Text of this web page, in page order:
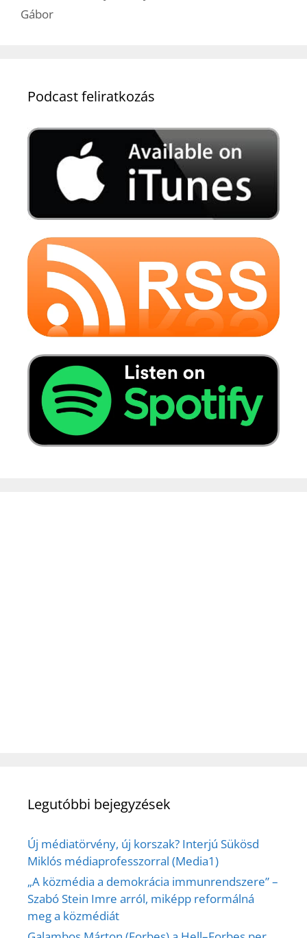
Gábor
Podcast feliratkozás
Legutóbbi bejegyzések
Új médiatörvény, új korszak? Interjú Sükösd
Miklós médiaprofesszorral (Media1)
„A közmédia a demokrácia immunrendszere” –
Szabó Stein Imre arról, miképp reformálná
meg a közmédiát